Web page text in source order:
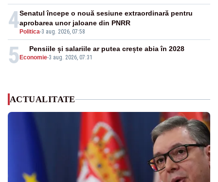
4 Politica-3 aug. 2026, 07:58
Senatul începe o nouă sesiune extraordinară pentru
aprobarea unor jaloane din PNRR
5 Economie-3 aug. 2026, 07:31
Pensiile și salariile ar putea crește abia în 2028
ACTUALITATE